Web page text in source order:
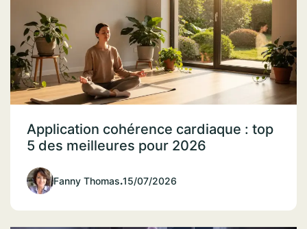
Application cohérence cardiaque : top
5 des meilleures pour 2026
Fanny Thomas.15/07/2026